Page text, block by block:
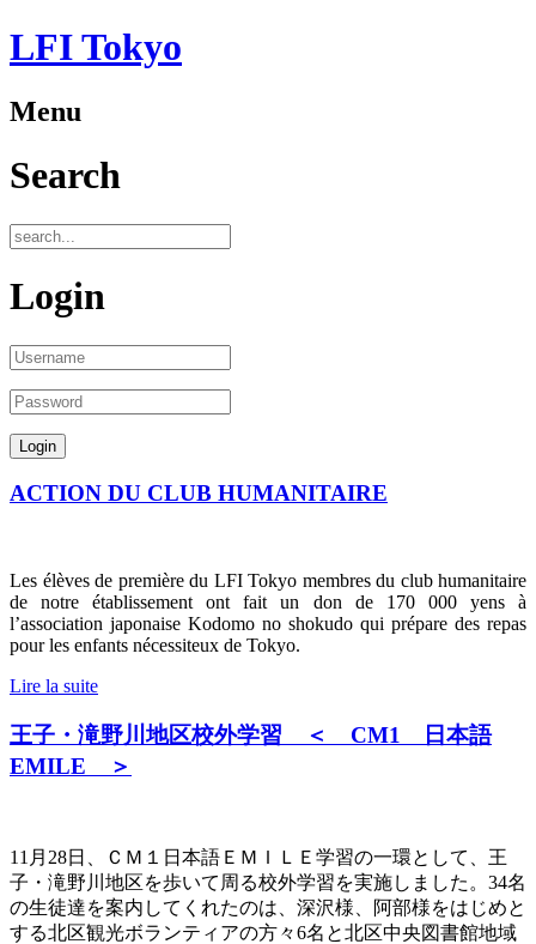
LFI Tokyo
Menu
Search
Login
ACTION DU CLUB HUMANITAIRE
Les élèves de première du LFI Tokyo membres du club humanitaire
de notre établissement ont fait un don de 170 000 yens à
l’association japonaise Kodomo no shokudo qui prépare des repas
pour les enfants nécessiteux de Tokyo.
Lire la suite
王子・滝野川地区校外学習 ＜ CM1 日本語
EMILE ＞
11 月 28日、ＣＭ１日本語ＥＭＩＬＥ学習の一環として、王
子・滝野川地区を歩いて周る校外学習を実施しました。 34名
の生徒達を案内してくれたのは、深沢様、阿部様をはじめと
する北区観光ボランティアの方々6名と北区中央図書館地域